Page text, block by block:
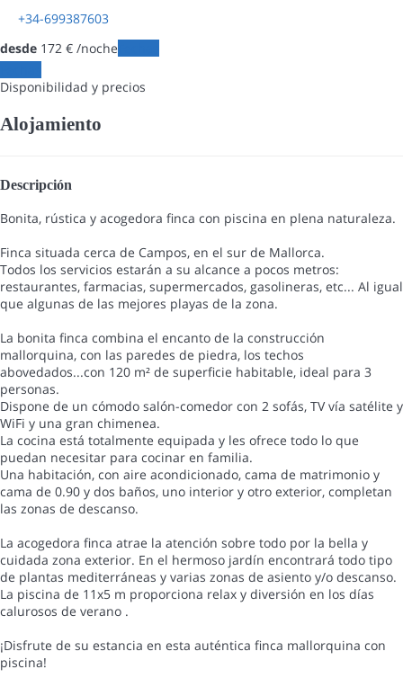
+34-699387603
desde 172 € /noche
Disponibilidad y precios
Alojamiento
Descripción
Bonita, rústica y acogedora finca con piscina en plena naturaleza.
Finca situada cerca de Campos, en el sur de Mallorca.
Todos los servicios estarán a su alcance a pocos metros:
restaurantes, farmacias, supermercados, gasolineras, etc... Al igual
que algunas de las mejores playas de la zona.
La bonita finca combina el encanto de la construcción
mallorquina, con las paredes de piedra, los techos
abovedados...con 120 m² de superficie habitable, ideal para 3
personas.
Dispone de un cómodo salón-comedor con 2 sofás, TV vía satélite y
WiFi y una gran chimenea.
La cocina está totalmente equipada y les ofrece todo lo que
puedan necesitar para cocinar en familia.
Una habitación, con aire acondicionado, cama de matrimonio y
cama de 0.90 y dos baños, uno interior y otro exterior, completan
las zonas de descanso.
La acogedora finca atrae la atención sobre todo por la bella y
cuidada zona exterior. En el hermoso jardín encontrará todo tipo
de plantas mediterráneas y varias zonas de asiento y/o descanso.
La piscina de 11x5 m proporciona relax y diversión en los días
calurosos de verano .
¡Disfrute de su estancia en esta auténtica finca mallorquina con
piscina!